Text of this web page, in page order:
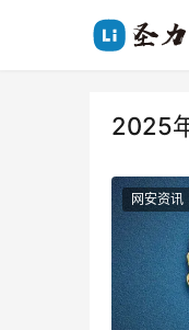
2025
网安资讯